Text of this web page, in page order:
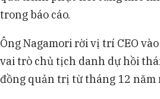
trong báo cáo.
Ông Nagamori rời vị trí CEO
vai trò chủ tịch danh dự hồi
đồng quản trị từ tháng 12 năm